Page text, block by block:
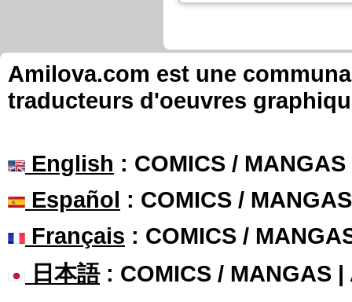
Chapter: 4 page:
Sanctionneur published